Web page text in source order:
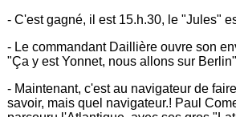
- C'est gagné, il est 15.h.30, le "Jules"
- Le commandant Daillière ouvre son
"Ça y est Yonnet, nous allons sur
- Maintenant, c'est au navigateur de
savoir, mais quel navigateur.! Paul